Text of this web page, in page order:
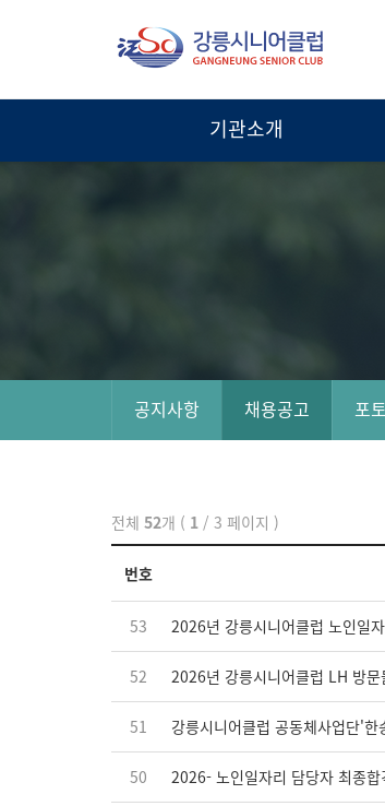
강
릉
시
니
어
합
기
기관소개
공지사항 채용공고 포
전체 52개 ( 1 / 3 페이지 )
번호
53 2026년 강릉시니어클럽 노인일
52 2026년 강릉시니어클럽 LH 방
51 강릉시니어클럽 공동체사업단'
50 2026- 노인일자리 담당자 최종합